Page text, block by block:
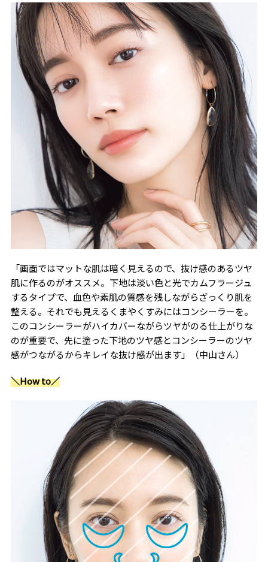
「画面ではマットな肌は暗く見えるので、抜け感のあるツヤ
肌に作るのがオススメ。下地は淡い色と光でカムフラージュ
するタイプで、血色や素肌の質感を残しながらざっくり肌を
整える。それでも見えるくまやくすみにはコンシーラーを。
このコンシーラーがハイカバーながらツヤがのる仕上がりな
のが重要で、先に塗った下地のツヤ感とコンシーラーのツヤ
感がつながるからキレイな抜け感が出ます」（中山さん）
＼How to／